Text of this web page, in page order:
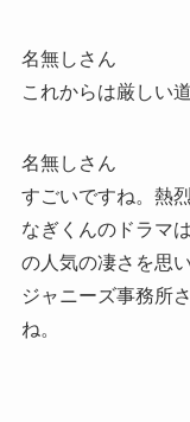
名無しさん
これからは厳しい
名無しさん
すごいですね。熱
なぎくんのドラマ
の人気の凄さを思
ジャニーズ事務所
ね。